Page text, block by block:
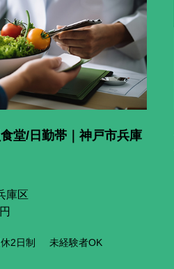
堂/日勤帯｜神戸市兵庫
庫区
2日制 未経験者OK